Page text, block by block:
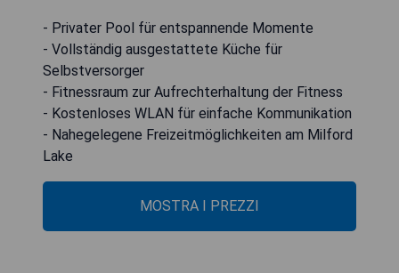
- Privater Pool für entspannende Momente
- Vollständig ausgestattete Küche für
Selbstversorger
- Fitnessraum zur Aufrechterhaltung der Fitness
- Kostenloses WLAN für einfache Kommunikation
- Nahegelegene Freizeitmöglichkeiten am Milford
Lake
MOSTRA I PREZZI